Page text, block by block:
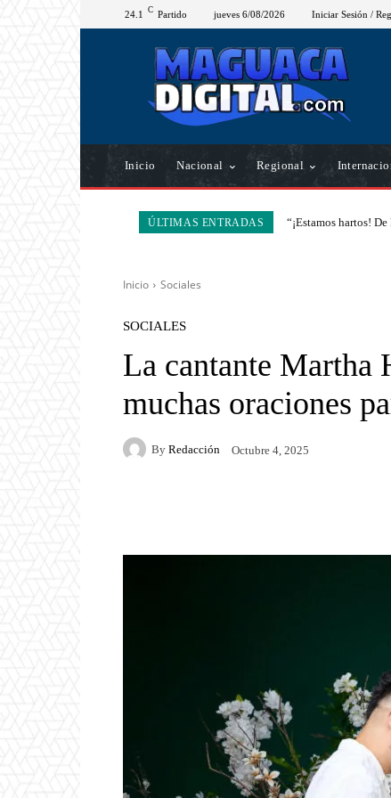
24.1 C Partido jueves 6/08/2026 Iniciar Sesión /
Inicio Nacional Regional
ÚLTIMAS ENTRADAS “¡Estamos hartos!
Inicio Sociales
SOCIALES
La cantante Martha
muchas oraciones
By Redacción Octubre 4, 2025